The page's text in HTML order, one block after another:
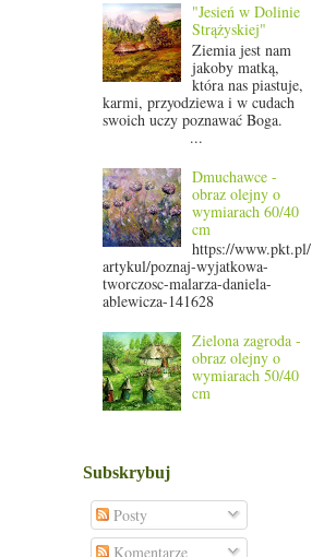
"Jesień w Dolinie
Strążyskiej"
Ziemia jest nam
jakoby matką,
która nas piastuje,
karmi, przyodziewa i w cudach
swoich uczy poznawać Boga.
...
Dmuchawce -
obraz olejny o
wymiarach 60/40
cm
https://www.pkt.pl/
artykul/poznaj-wyjatkowa-
tworczosc-malarza-daniela-
ablewicza-141628
Zielona zagroda -
obraz olejny o
wymiarach 50/40
cm
Subskrybuj
Posty
Komentarze